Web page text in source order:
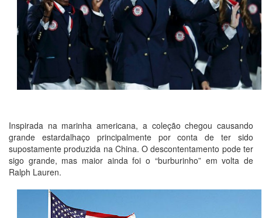
Inspirada na marinha americana, a coleção chegou causando
grande estardalhaço principalmente por conta de ter sido
supostamente produzida na China. O descontentamento pode ter
sigo grande, mas maior ainda foi o “burburinho” em volta de
Ralph Lauren.